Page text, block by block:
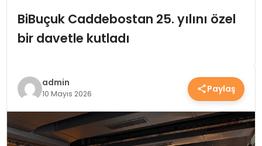
DÜNYA
SPOR
TEKNOLOJI
BiBuçuk Caddebostan 25. yılını özel
bir davetle kutladı
admin
10 Mayıs 2026 Paylaş